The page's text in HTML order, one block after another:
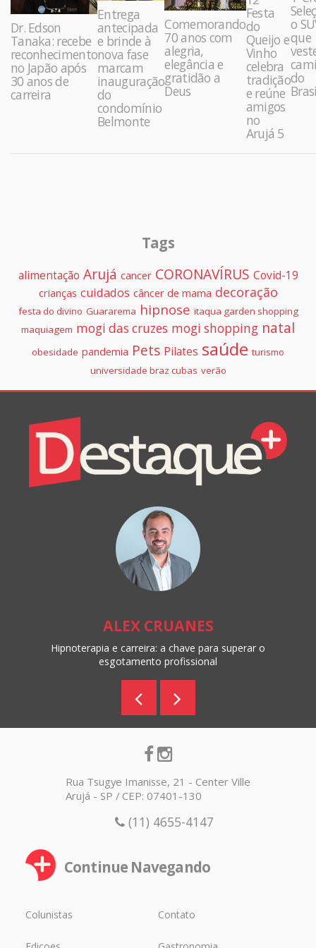
Dr. Edson
Tanaka: recebe
reconhecimento
no Japão após
30 anos de
carreira
Entrega
antecipada
e brinde à
nova fase
marcam
inauguração
do
condomínio
Belmonte
Comemorando
70 anos com
alegria,
elegância e
gratidão a
Deus
Festa
do
Queijo e
Vinho
celebra
tradição
e reúne
amigos
no
Arujá 5
o
que
do
Tags
alimentação Arujá cancer CORONAVÍRUS Covid-19
crianças cuidados câncer de mama decoração
festa do divino Guararema hipnose itaqua garden shopping
maquiagem mogi das cruzes mogi shopping natal
obesidade pandemia Pets Pilates saúde turismo
universidade braz cubas verão
Colunistas
Destaque+
Online
ALEX CRUANES
Hipnoterapia e carreira: a chave para superar o
esgotamento profissional
Rua Tsugye Imanisse, 21 - Center Ville
Arujá - SP / CEP: 07401-130
(11) 4655-4147
Continue Navegando
Colunistas Contato